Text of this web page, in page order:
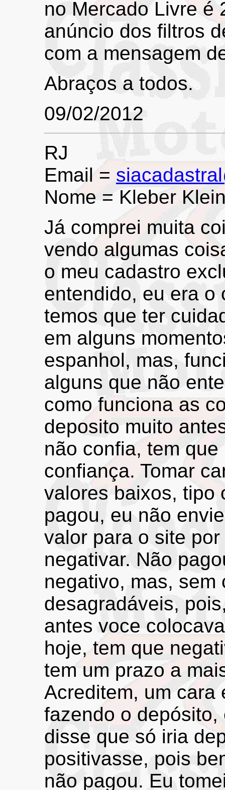
no Mercado Livre é
anúncio dos filtros
com a mensagem
Abraços a todos.
09/02/2012
RJ
Email =
Nome = Kleber
Já comprei muita
vendo algumas
o meu cadastro
entendido, eu era o
temos que ter
em alguns
espanhol, mas,
alguns que não
como funciona as
deposito muito
não confia, tem
confiança. Tomar
valores baixos, tipo
pagou, eu não
valor para o site
negativar. Não
negativo, mas, sem
desagradáveis,
antes voce
hoje, tem que
tem um prazo a
Acreditem, um cara
fazendo o
disse que só iria
positivasse, pois
não pagou. Eu